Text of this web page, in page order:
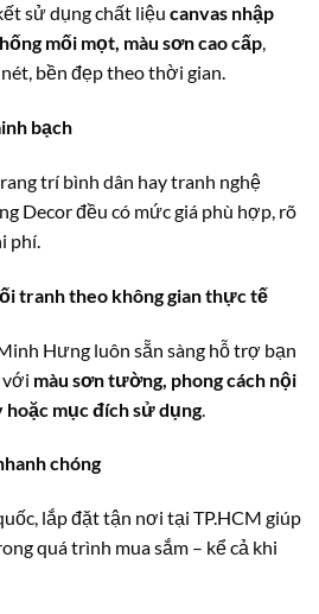
sử dụng chất liệu canvas nhập
mối mọt, màu sơn cao cấp,
bền đẹp theo thời gian.
bạch
trí bình dân hay tranh nghệ
Decor đều có mức giá phù hợp, rõ
phí.
tranh theo không gian thực tế
Hưng luôn sẵn sàng hỗ trợ bạn
với màu sơn tường, phong cách nội
mục đích sử dụng
chóng
lắp đặt tận nơi tại TP.HCM giúp
quá trình mua sắm – kể cả khi